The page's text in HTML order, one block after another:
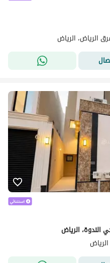
الرياض، الرياض